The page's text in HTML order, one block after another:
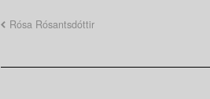
Rósa Rósantsdóttir